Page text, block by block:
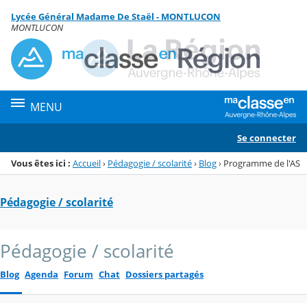
Menu de la rubrique
Contenu
Lycée Général Madame De Staël - MONTLUCON
MONTLUCON
MENU
Se connecter
Vous êtes ici : Accueil› Pédagogie / scolarité› Blog› Programme de l'AS
Pédagogie / scolarité
Pédagogie / scolarité
Blog Agenda Forum Chat Dossiers partagés